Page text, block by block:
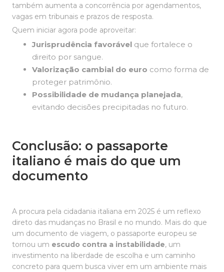
também aumenta a concorrência por agendamentos,
vagas em tribunais e prazos de resposta.
Quem iniciar agora pode aproveitar:
Jurisprudência favorável que fortalece o
direito por sangue.
Valorização cambial do euro como forma de
proteger patrimônio.
Possibilidade de mudança planejada,
evitando decisões precipitadas no futuro.
Conclusão: o passaporte
italiano é mais do que um
documento
A procura pela cidadania italiana em 2025 é um reflexo
direto das mudanças no Brasil e no mundo. Mais do que
um documento de viagem, o passaporte europeu se
tornou um escudo contra a instabilidade, um
investimento na liberdade de escolha e um caminho
concreto para quem busca viver em um ambiente mais